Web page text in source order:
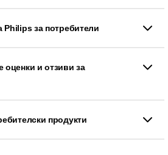
за потребители
оценки и отзиви за
продукти